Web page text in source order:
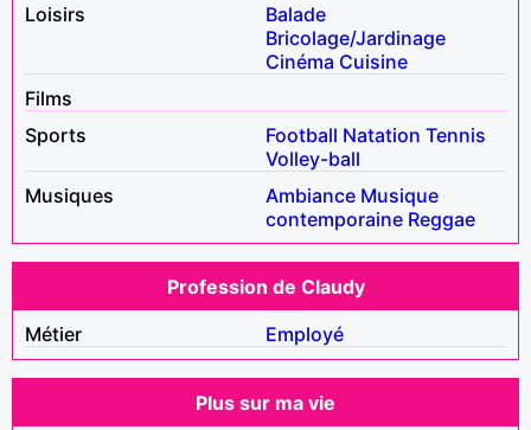
Loisirs
Balade
Bricolage/Jardinage
Cinéma Cuisine
Films
Sports
Football Natation Tennis
Volley-ball
Musiques
Ambiance Musique
contemporaine Reggae
Profession de Claudy
Métier
Employé
Plus sur ma vie